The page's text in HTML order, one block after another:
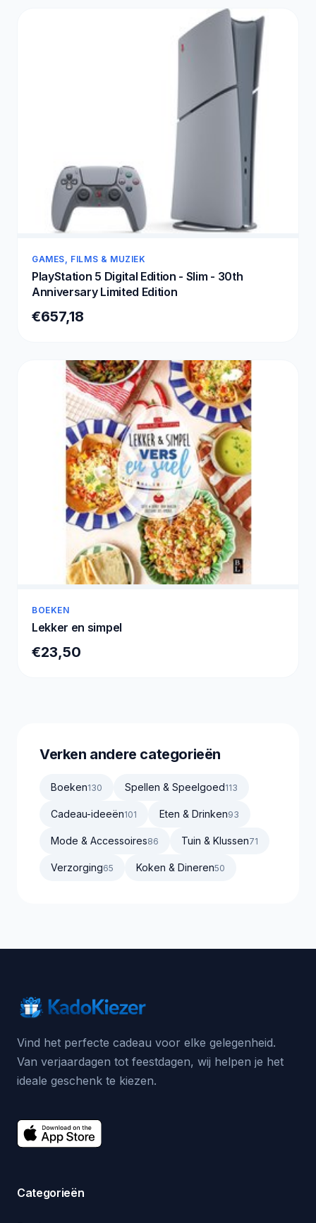
GAMES, FILMS & MUZIEK
PlayStation 5 Digital Edition - Slim - 30th
Anniversary Limited Edition
€657,18
BOEKEN
Lekker en simpel
€23,50
Verken andere categorieën
Boeken130 Spellen & Speelgoed113
Cadeau-ideeën101 Eten & Drinken93
Mode & Accessoires86 Tuin & Klussen71
Verzorging65 Koken & Dineren50
Vind het perfecte cadeau voor elke gelegenheid.
Van verjaardagen tot feestdagen, wij helpen je het
ideale geschenk te kiezen.
Categorieën